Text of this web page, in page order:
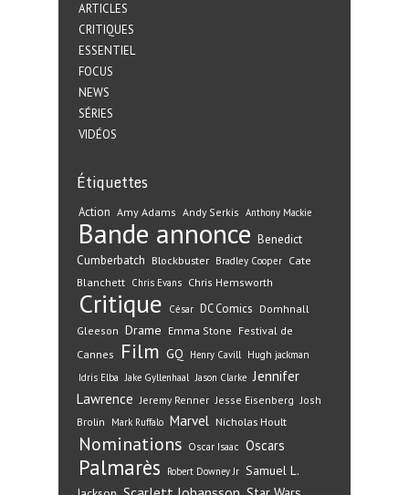
ARTICLES
CRITIQUES
ESSENTIEL
FOCUS
NEWS
SÉRIES
VIDÉOS
Étiquettes
Action Amy Adams Andy Serkis Anthony Mackie
Bande annonce Benedict
Cumberbatch Blockbuster Bradley Cooper Cate
Blanchett Chris Evans Chris Hemsworth
Critique César DC Comics Domhnall
Gleeson Drame Emma Stone Festival de
Cannes
Film GQ Henry Cavill Hugh jackman
Idris Elba Jake Gyllenhaal Jason Clarke Jennifer
Lawrence Jeremy Renner Jesse Eisenberg Josh
Brolin
Mark Ruffalo Marvel Nicholas Hoult
Nominations Oscar Isaac Oscars
Palmarès Robert Downey Jr Samuel L.